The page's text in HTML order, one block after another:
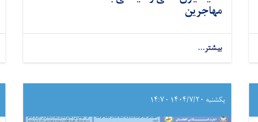
مهاجرین
بیشتر...
یکشنبه ۱۴۰۴/۷/۲۰ - ۱۴:۷